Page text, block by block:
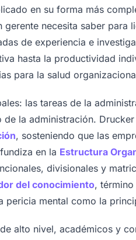
en su forma más
necesita saber para
de experiencia e
hasta la productividad
para la salud
las tareas de la
la administración.
, sosteniendo que las
en la Estructura
divisionales y
del conocimiento,
pericia mental como la
alto nivel, académicos y